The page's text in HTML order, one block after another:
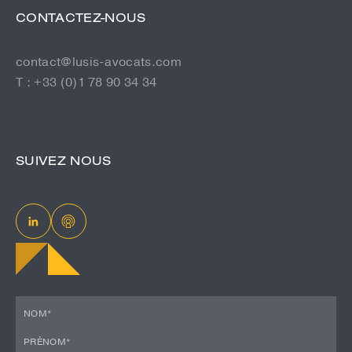
SUIVEZ NOUS
CONTACTEZ-NOUS
contact@lusis-avocats.com
T : +33 (0)1 78 90 34 34